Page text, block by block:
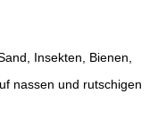
Insekten, Bienen,
nassen und rutschigen